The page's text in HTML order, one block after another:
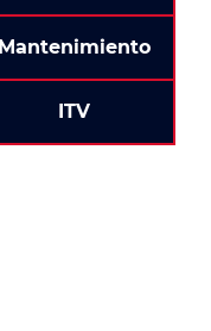
Mantenimiento
ITV